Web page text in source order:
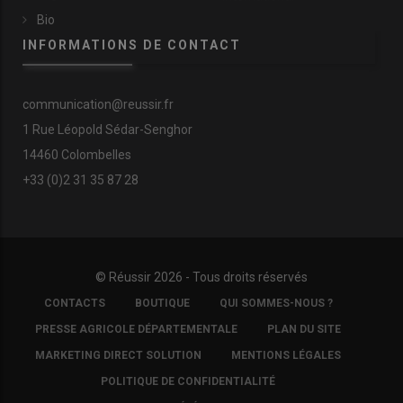
premiers numéros, des régions Nouvelle-Aquitaine,
Auvergne-Rhône-Alpes, Bretagne, Grand Est et Centre-
Val de Loire. Mais il est appelé à s’étoffer. La montée en
constitue un réseau de techniciens indépendants ou
appartenant à des organisations de producteurs. Il
comprend à ce jour une vingtaine de personnes.
L’association organise des
Bio
INFORMATIONS DE CONTACT
communication@reussir.fr
1 Rue Léopold Sédar-Senghor
14460 Colombelles
+33 (0)2 31 35 87 28
© Réussir 2026 - Tous droits réservés
FOOTER
COPYRIGHT
CONTACTS BOUTIQUE QUI SOMMES-NOUS ?
PRESSE AGRICOLE DÉPARTEMENTALE PLAN DU SITE
MARKETING DIRECT SOLUTION MENTIONS LÉGALES
POLITIQUE DE CONFIDENTIALITÉ